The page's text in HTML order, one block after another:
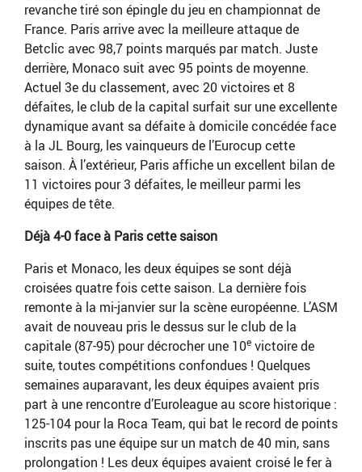
revanche tiré son épingle du jeu en championnat de
France. Paris arrive avec la meilleure attaque de
Betclic avec 98,7 points marqués par match. Juste
derrière, Monaco suit avec 95 points de moyenne.
Actuel 3e du classement, avec 20 victoires et 8
défaites, le club de la capital surfait sur une excellente
dynamique avant sa défaite à domicile concédée face
à la JL Bourg, les vainqueurs de l’Eurocup cette
saison. À l’extérieur, Paris affiche un excellent bilan de
11 victoires pour 3 défaites, le meilleur parmi les
équipes de tête.
Déjà 4-0 face à Paris cette saison
Paris et Monaco, les deux équipes se sont déjà
croisées quatre fois cette saison. La dernière fois
remonte à la mi-janvier sur la scène européenne. L’ASM
avait de nouveau pris le dessus sur le club de la
capitale (87-95) pour décrocher une 10e victoire de
suite, toutes compétitions confondues ! Quelques
semaines auparavant, les deux équipes avaient pris
part à une rencontre d’Euroleague au score historique :
125-104 pour la Roca Team, qui bat le record de points
inscrits pas une équipe sur un match de 40 min, sans
prolongation ! Les deux équipes avaient croisé le fer à